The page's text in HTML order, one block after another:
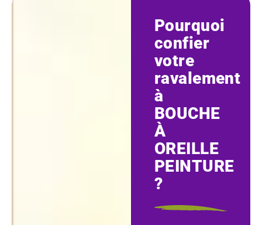
Pourquoi
confier
votre
ravalement
à
BOUCHE
À
OREILLE
PEINTURE
?